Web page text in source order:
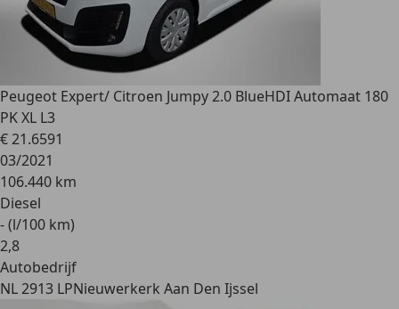
Peugeot Expert/ Citroen Jumpy 2.0 BlueHDI Automaat 180
PK XL L3
€ 21.6591
03/2021
106.440 km
Diesel
- (l/100 km)
2,8
Autobedrijf
NL 2913 LPNieuwerkerk Aan Den Ijssel